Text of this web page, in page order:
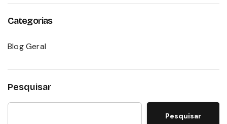
Categorias
Blog Geral
Pesquisar
Pesquisar